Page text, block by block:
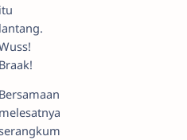
itu
lantang.
Braak!
Bersamaan
melesatnya